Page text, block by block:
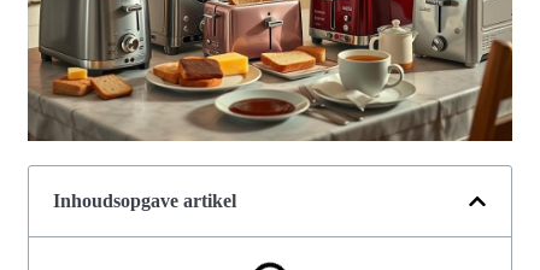
Inhoudsopgave artikel